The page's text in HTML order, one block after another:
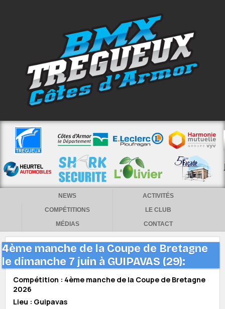
NEWS
ACTIVITÉS
COMPÉTITIONS
LE CLUB
MÉDIAS
CONTACT
4ème manche de la Coupe de Bretagne
le dimanche 7 juin à GUIPAVAS (29):
Compétition : 4ème manche de la Coupe de Bretagne
2026
Lieu : Guipavas